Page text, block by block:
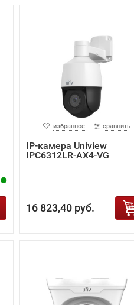
избранное сравнить
IP-камера Uniview
IPC6312LR-AX4-VG
16 823,40 руб.